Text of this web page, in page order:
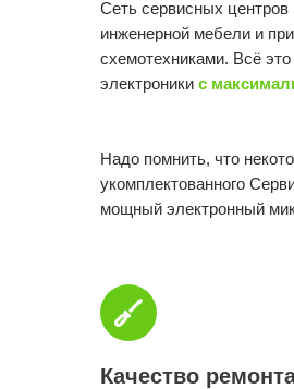
Сеть сервисных
инженерной мебели и
схемотехниками. Всё
электроники с
Надо помнить, что
укомплектованного
мощный электронный
Качество